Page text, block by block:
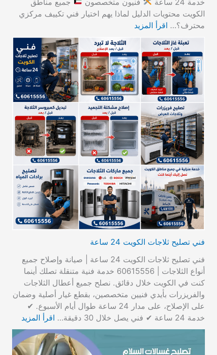
الكويت محتويات الدليل لماذا يهم اختيار فني تكييف مركزي
محترف؟… اقرأ المزيد
فني تصليح ثلاجات الكويت 24 ساعة
فني تصليح ثلاجات الكويت 24 ساعة | صيانة وإصلاح جميع
أنواع الثلاجات | 60615556 خدمة فنية متنقلة تصلك أينما
كنت في الكويت خلال دقائق. نصلح جميع أعطال الثلاجات
والفريزرات بأيدي فنيين متخصصين، بقطع غيار أصلية وضمان
على الإصلاح، على مدار 24 ساعة طوال أيام الأسبوع. ✔
خدمة 24 ساعة ✔ فني يصل خلال 30 دقيقة…
اقرأ المزيد